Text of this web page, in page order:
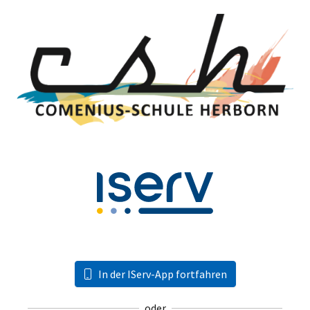
In der IServ-App fortfahren